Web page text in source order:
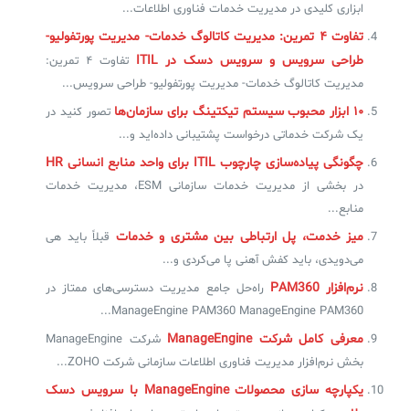
ابزاری کلیدی در مدیریت خدمات فناوری اطلاعات...
تفاوت ۴ تمرین: مدیریت کاتالوگ خدمات- مدیریت پورتفولیو-
طراحی سرویس و سرویس دسک در ITIL
تفاوت ۴ تمرین:
مدیریت کاتالوگ خدمات- مدیریت پورتفولیو- طراحی سرویس...
۱۰ ابزار محبوب سیستم تیکتینگ برای سازمان‌ها
تصور کنید در
یک شرکت خدماتی درخواست پشتیبانی داده‌اید و...
چگونگی پیاده‌سازی چارچوب ITIL‌ برای واحد منابع انسانی HR
در بخشی از مدیریت خدمات سازمانی ESM، مدیریت خدمات
منابع...
میز خدمت، پل ارتباطی بین مشتری و خدمات قبلاً باید هی
می‌دویدی، باید کفش آهنی پا می‌کردی و...
نرم‌افزار PAM360
راه‌حل جامع مدیریت دسترسی‌های ممتاز در
ManageEngine PAM360 ManageEngine PAM360...
معرفی کامل شرکت ManageEngine
شرکت ManageEngine
بخش نرم‌افزار مدیریت فناوری اطلاعات سازمانی شرکت ZOHO...
یکپارچه سازی محصولات ManageEngine با سرویس دسک